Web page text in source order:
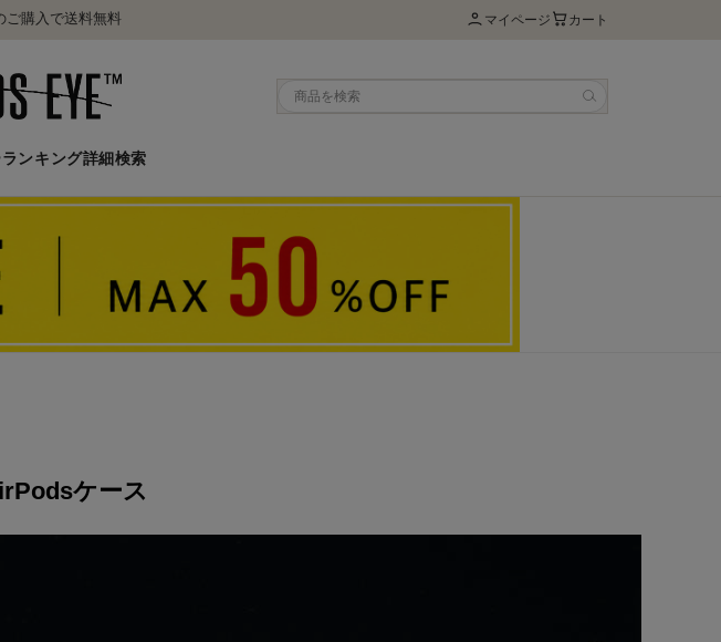
ご購入で送料無料 マイページ カート
ランキング詳細検索
ケース